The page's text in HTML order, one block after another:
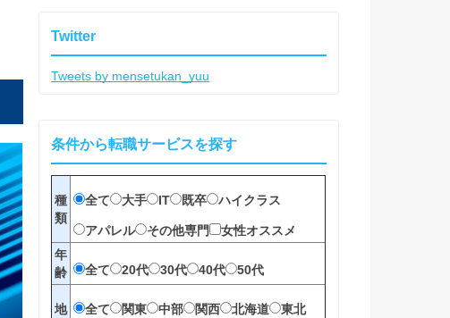
Twitter
Tweets by mensetukan_yuu
条件から転職サービスを探す
種
類
全て 大手 IT 既卒 ハイクラス
アパレル その他専門
女性オススメ
年
齢
全て 20代 30代 40代 50代
地
全て 関東 中部 関西 北海道 東北